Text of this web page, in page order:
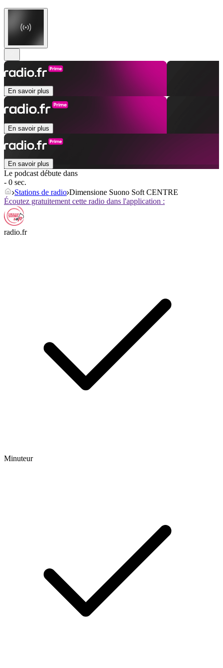
En savoir plus
En savoir plus
En savoir plus
Le podcast débute dans
- 0 sec.
Stations de radio Dimensione Suono Soft CENTRE
Écoutez gratuitement cette radio dans l'application :
radio.fr
Minuteur